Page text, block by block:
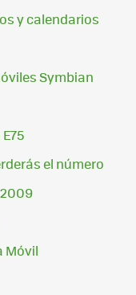
y calendarios
Symbian
el número
Móvil